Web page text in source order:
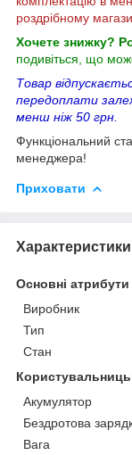
роздрібному
Хочете знижку?
подивіться, що
Товар
передоплати
менш ніж 50 грн.
Функціональний
менеджера!
Приховати
Характеристики
Основні атрибути
Виробник
Тип
Стан
Акумулятор
Бездротова
Вага